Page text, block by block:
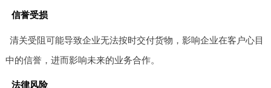
信誉受损
清关受阻可能导致企业无法按时交付货物，影响企业在客户心目
中的信誉，进而影响未来的业务合作。
法律风险